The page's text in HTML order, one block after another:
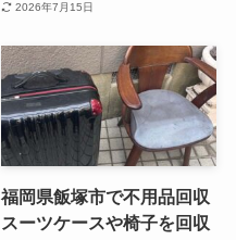
2026年7月15日
福岡県飯塚市で不用品回収
スーツケースや椅子を回収